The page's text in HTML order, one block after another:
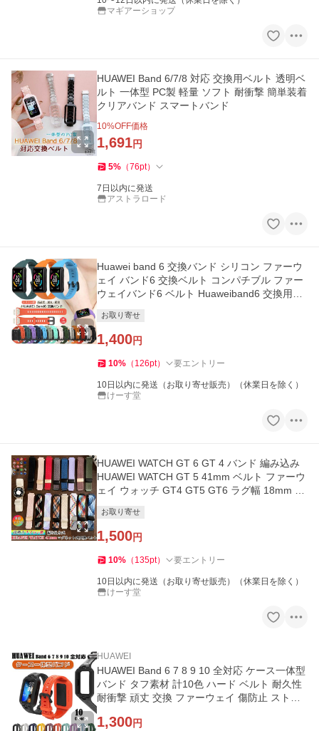
マギアーショップ
HUAWEI Band 6/7/8 対応 交換用ベルト 透明ベ
ルト 一体型 PC製 軽量 ソフト 耐衝撃 簡単装着
クリアバンド スマートバンド
10%OFF価格
1,691円
5% （76pt）
7日以内に発送
アストラロード
Huawei band 6 交換バンド シリコン ファーウ
ェイ バンド6 交換ベルト コンパチブル ファー
ウェイバンド6 ベルト Huaweiband6 交換用ベ
お取り寄せ
1,400円
10% （ 126pt） 要エントリー
10日以内に発送（お取り寄せ販売）（休業日を除く）
けーす堂
HUAWEI WATCH GT 6 GT 4 バンド 編み込み
HUAWEI WATCH GT 5 41mm ベルト ファーウ
ェイ ウォッチ GT4 GT5 GT6 ラグ幅 18mm 腕
お取り寄せ
1,500円
10% （ 135pt） 要エントリー
10日以内に発送（お取り寄せ販売）（休業日を除く）
けーす堂
HUAWEI
HUAWEI Band 6 7 8 9 10 全対応 ケース一体型
バンド タフ素材 計10色 ハード ベルト 耐久性
耐衝撃 頑丈 交換 ファーウェイ 傷防止 ストラ
1,300円